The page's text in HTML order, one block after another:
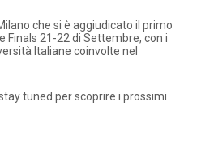
che si è aggiudicato il primo
Finals 21-22 di Settembre, con i
Italiane coinvolte nel
tuned per scoprire i prossimi